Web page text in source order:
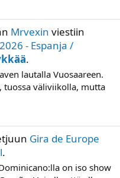
Mrvexin viestiin
- Espanja /
.
lautalla Vuosaareen.
tuossa väliviikolla, mutta
Gira de Europe
.
on iso show